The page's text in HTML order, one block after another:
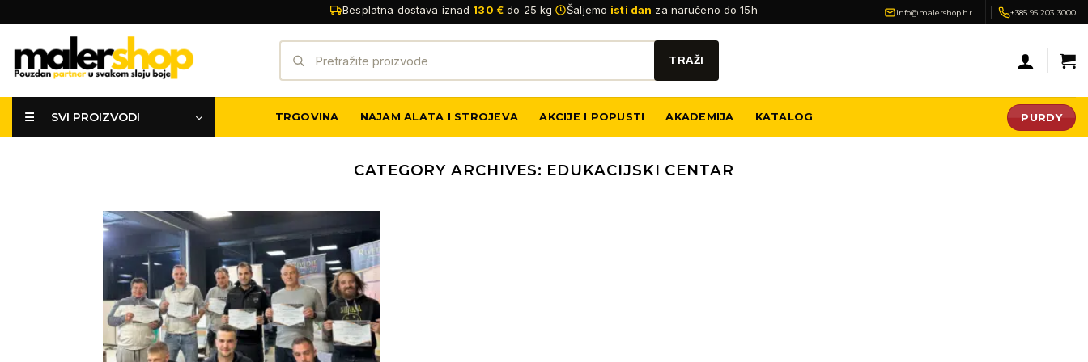
to
content
Besplatna dostava iznad 130 € do 25 kg Šaljemo isti dan za naručeno do 15h info@malershop.hr +385 95 203 3000
☰ SVI PROIZVODI TRGOVINA NAJAM ALATA I STROJEVA AKCIJE I POPUSTI AKADEMIJA KATALOG PURDY
CATEGORY ARCHIVES: EDUKACIJSKI CENTAR